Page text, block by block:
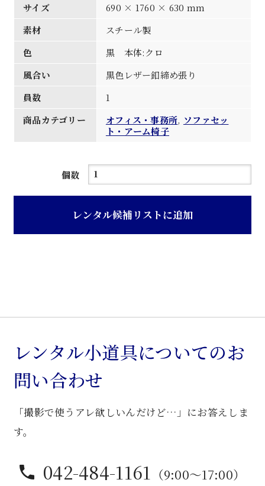
サイズ
690 × 1760 × 630 mm
素材
スチール製
色
黒 本体:クロ
風合い
黒色レザー釦締め張り
員数
1
商品カテゴリー
オフィス・事務所, ソファセッ
ト・アーム椅子
個数
黒
ザ
ー
ム
脚
フ
個
レンタル候補リストに追加
レンタル小道具についてのお
問い合わせ
「撮影で使うアレ欲しいんだけど…」にお答えしま
す。
042-484-1161 （9:00〜17:00）